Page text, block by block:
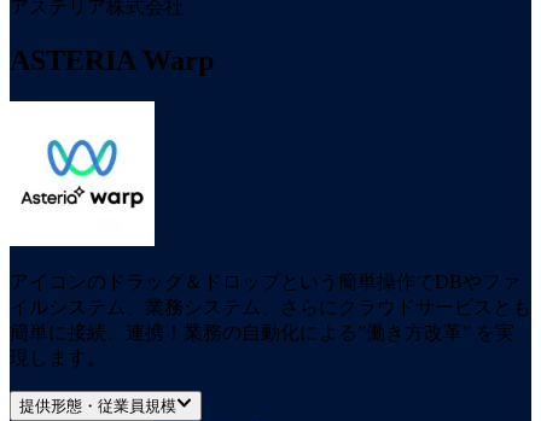
アステリア株式会社
ASTERIA Warp
アイコンのドラッグ＆ドロップという簡単操作でDBやファ
イルシステム、業務システム、さらにクラウドサービスとも
簡単に接続、連携！業務の自動化による”働き方改革” を実
現します。
提供形態・従業員規模